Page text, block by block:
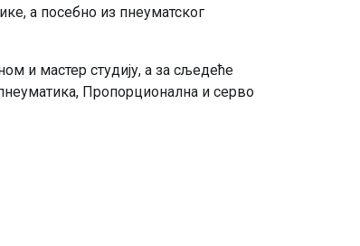
а посебно из пнеуматског
и мастер студију, а за сљедеће
Пропорционална и серво